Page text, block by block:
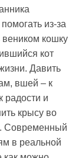
из-за
кошку
кот
Давить
вшей – к
радости и
крысу во
Современный
в реальной